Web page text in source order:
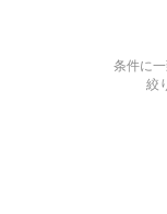
条件に
絞